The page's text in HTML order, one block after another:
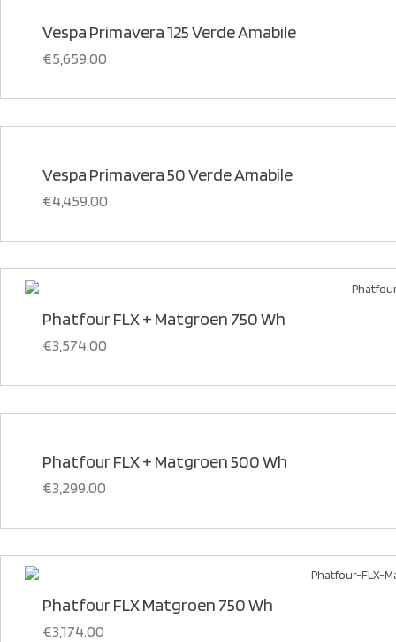
Vespa Primavera 125 Verde Amabile
€5,659.00
Vespa Primavera 50 Verde Amabile
€4,459.00
Phatfour FLX + Matgroen 750 Wh
€3,574.00
Phatfour FLX + Matgroen 500 Wh
€3,299.00
Phatfour FLX Matgroen 750 Wh
€3,174.00